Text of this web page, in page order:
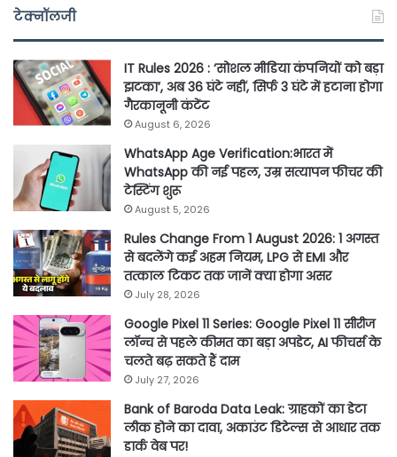
टेक्नॉलजी
IT Rules 2026 : ‘सोशल मीडिया कंपनियों को बड़ा
झटका’, अब 36 घंटे नहीं, सिर्फ 3 घंटे में हटाना होगा
गैरकानूनी कंटेंट
August 6, 2026
WhatsApp Age Verification:भारत में
WhatsApp की नई पहल, उम्र सत्यापन फीचर की
टेस्टिंग शुरू
August 5, 2026
Rules Change From 1 August 2026: 1 अगस्त
से बदलेंगे कई अहम नियम, LPG से EMI और
तत्काल टिकट तक जानें क्या होगा असर
July 28, 2026
Google Pixel 11 Series: Google Pixel 11 सीरीज
लॉन्च से पहले कीमत का बड़ा अपडेट, AI फीचर्स के
चलते बढ़ सकते हैं दाम
July 27, 2026
Bank of Baroda Data Leak: ग्राहकों का डेटा
लीक होने का दावा, अकाउंट डिटेल्स से आधार तक
डार्क वेब पर!